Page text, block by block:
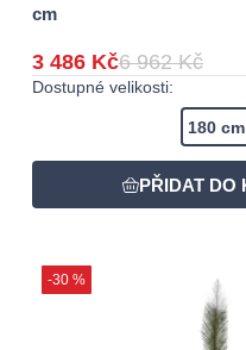
cm
3 486 Kč6 962 Kč
Dostupné velikosti:
180 cm
-30 %